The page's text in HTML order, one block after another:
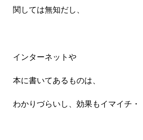
関しては無知だし、
インターネットや
本に書いてあるものは、
わかりづらいし、 効果もイマイチ・